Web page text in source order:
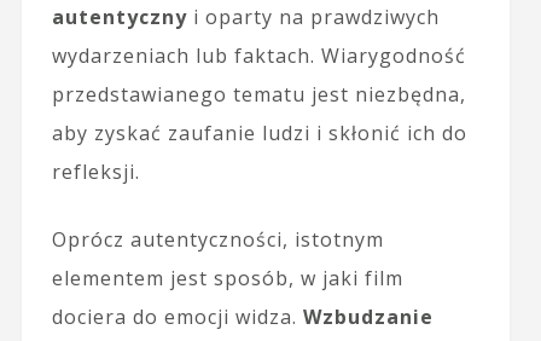
autentycznyi oparty na prawdziwych
wydarzeniach lub faktach. Wiarygodność
przedstawianego tematu jest niezbędna,
aby zyskać zaufanie ludzi i skłonić ich do
refleksji.
Oprócz autentyczności, istotnym
elementem jest sposób, w jaki film
dociera do emocji widza. Wzbudzanie